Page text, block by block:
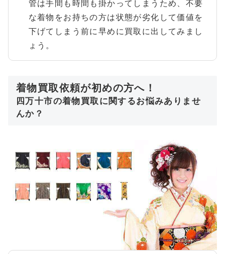
管は手間も時間も掛かってしまうため、不要
な着物をお持ちの方は状態が劣化して価値を
下げてしまう前に早めに買取に出してみまし
ょう。
着物買取依頼が初めの方へ！
四万十市の着物買取に関するお悩みありませ
んか？